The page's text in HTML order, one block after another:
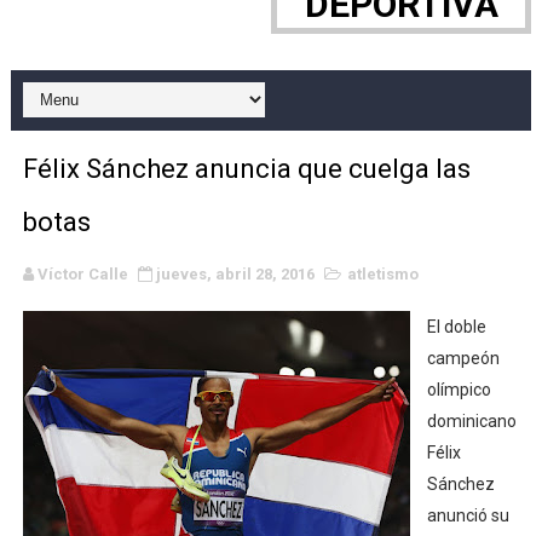
WWE NXT - Myles Borne y Tavion Heights ponen fin
Canadian Football League 2026 - Week 10
EFA y AFLE 2026 - Regular season
Mundial de lacrosse femenino 2026 (Tokio, Japón) -
Máxima celebración en el último Impact! con Jason
Mundial de esgrima 2026 (Hong Kong) - La
Raquel Rodriguez es la nueva monarca
Félix Sánchez anuncia que cuelga las
botas
Víctor Calle jueves, abril 28, 2016 atletismo
El doble
campeón
olímpico
dominicano
Félix
Sánchez
anunció su